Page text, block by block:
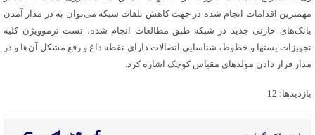
مهمترین اقدامات انجام شده در جهت کاهش تلفات شبکه می‌توان به در مدار آمدن
بانک‌های خازنی جدید در شبکه طبق مطالعات انجام شده، تست ترموویژن کلیه
تجهیزات پستها و خطوط، شناسایی اتصالات دارای نقطه داغ و رفع مشکل آن‌ها و در
مدار قرار دادن مولدهای مقیاس کوچک اشاره کرد.
بازدیدها: 12